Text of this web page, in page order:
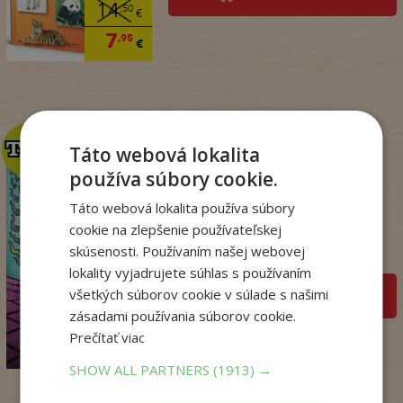
14,50€
7,95€
14,95€
12,86
TOP
TOP
Dogman. Larva 22 (8)
Dav Pilkey
Na sklade
pridať do košíka
Táto webová lokalita
používa súbory cookie.
Táto webová lokalita používa súbory
cookie na zlepšenie používateľskej
skúsenosti. Používaním našej webovej
lokality vyjadrujete súhlas s používaním
všetkých súborov cookie v súlade s našimi
zásadami používania súborov cookie.
Prečítať viac
SHOW ALL PARTNERS(1913) →